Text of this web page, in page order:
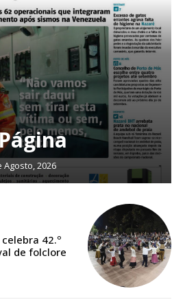
Assinatura
de Cister e ajude-nos a manter este serviço
público!
a todos os conteúdos exclusivos e versões
Agosto, 2026
42.º
de folclore